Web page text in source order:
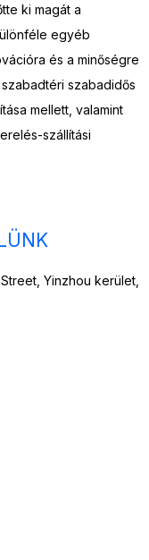
ki magát a
egyéb
és a minőségre
szabadidős
mellett, valamint
szállítási
Yinzhou kerület,